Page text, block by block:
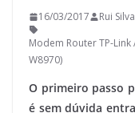
16/03/2017 Rui Silva
Modem Router TP-Link
W8970)
O primeiro passo
é sem dúvida